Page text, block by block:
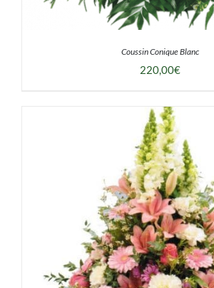
DÉTAILS
Coussin Conique Blanc
220,00€